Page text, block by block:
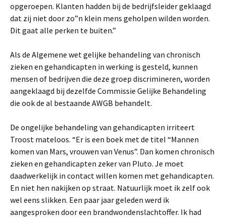
opgeroepen. Klanten hadden bij de bedrijfsleider geklaagd
dat zij niet door zo”n klein mens geholpen wilden worden.
Dit gaat alle perken te buiten.”
Als de Algemene wet gelijke behandeling van chronisch
zieken en gehandicapten in werking is gesteld, kunnen
mensen of bedrijven die deze groep discrimineren, worden
aangeklaagd bij dezelfde Commissie Gelijke Behandeling
die ook de al bestaande AWGB behandelt.
De ongelijke behandeling van gehandicapten irriteert
Troost mateloos. “Er is een boek met de titel “Mannen
komen van Mars, vrouwen van Venus”. Dan komen chronisch
zieken en gehandicapten zeker van Pluto. Je moet
daadwerkelijk in contact willen komen met gehandicapten.
En niet hen nakijken op straat. Natuurlijk moet ik zelf ook
wel eens slikken. Een paar jaar geleden werd ik
aangesproken door een brandwondenslachtoffer. Ik had